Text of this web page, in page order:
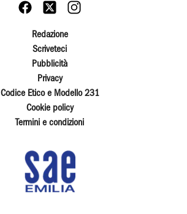
Redazione
Scriveteci
Pubblicità
Privacy
Codice Etico e Modello 231
Cookie policy
Termini e condizioni